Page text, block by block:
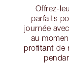
Offrez-
parfaits
journée
au
profitant de